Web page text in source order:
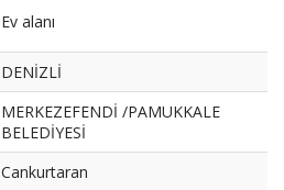
Ev alanı
DENİZLİ
MERKEZEFENDİ /PAMUKKALE
BELEDİYESİ
Cankurtaran